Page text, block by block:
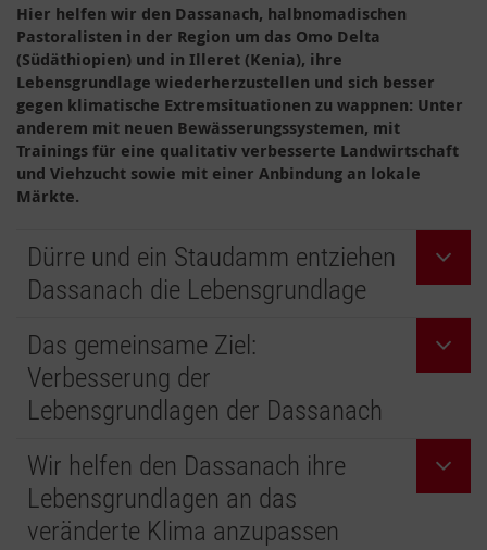
Hier helfen wir den Dassanach, halbnomadischen
Pastoralisten in der Region um das Omo Delta
(Südäthiopien) und in Illeret (Kenia), ihre
Lebensgrundlage wiederherzustellen und sich besser
gegen klimatische Extremsituationen zu wappnen: Unter
anderem mit neuen Bewässerungssystemen, mit
Trainings für eine qualitativ verbesserte Landwirtschaft
und Viehzucht sowie mit einer Anbindung an lokale
Märkte.
Dürre und ein Staudamm entziehen
Dassanach die Lebensgrundlage
Das gemeinsame Ziel:
Verbesserung der
Lebensgrundlagen der Dassanach
Wir helfen den Dassanach ihre
Lebensgrundlagen an das
veränderte Klima anzupassen